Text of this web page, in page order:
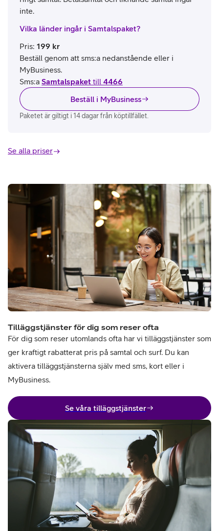
inte.
Vilka länder ingår i Samtalspaket?
Pris: 199 kr
Beställ genom att sms:a nedanstående eller i
MyBusiness.
Sms:a Samtalspaket till 4466
Beställ i MyBusiness
Paketet är giltigt i 14 dagar från köptillfället.
Se alla priser
Tilläggstjänster för dig som reser ofta
För dig som reser utomlands ofta har vi tilläggstjänster som
ger kraftigt rabatterat pris på samtal och surf. Du kan
aktivera tilläggstjänsterna själv med sms, kort eller i
MyBusiness.
Se våra tilläggstjänster